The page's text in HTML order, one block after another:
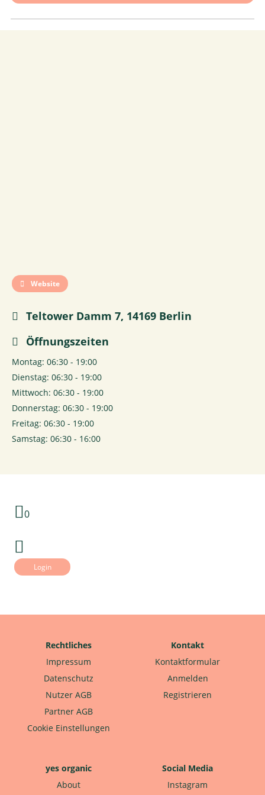
Website
Teltower Damm 7, 14169 Berlin
Öffnungszeiten
Montag: 06:30 - 19:00
Dienstag: 06:30 - 19:00
Mittwoch: 06:30 - 19:00
Donnerstag: 06:30 - 19:00
Freitag: 06:30 - 19:00
Samstag: 06:30 - 16:00
0
Login
Rechtliches
Impressum
Datenschutz
Nutzer AGB
Partner AGB
Cookie Einstellungen
Kontakt
Kontaktformular
Anmelden
Registrieren
yes organic
About
Social Media
Instagram